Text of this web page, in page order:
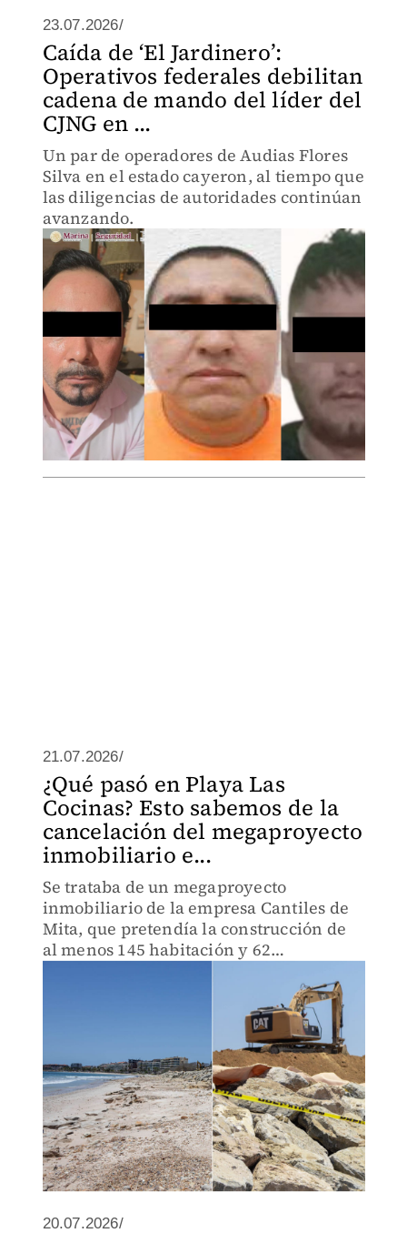
23.07.2026/
Caída de ‘El Jardinero’:
Operativos federales debilitan
cadena de mando del líder del
CJNG en ...
Un par de operadores de Audias Flores
Silva en el estado cayeron, al tiempo que
las diligencias de autoridades continúan
avanzando.
21.07.2026/
¿Qué pasó en Playa Las
Cocinas? Esto sabemos de la
cancelación del megaproyecto
inmobiliario e...
Se trataba de un megaproyecto
inmobiliario de la empresa Cantiles de
Mita, que pretendía la construcción de
al menos 145 habitación y 62
20.07.2026/